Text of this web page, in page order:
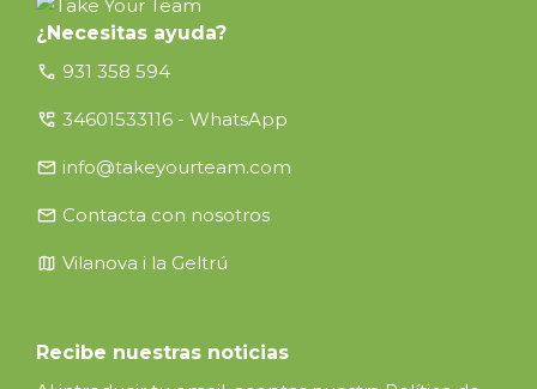
¿Necesitas ayuda?
call 931 358 594
perm_phone_msg 34601533116 - WhatsApp
email info@takeyourteam.com
email Contacta con nosotros
map Vilanova i la Geltrú
Recibe nuestras noticias